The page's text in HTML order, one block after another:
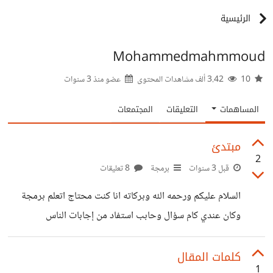
الرئيسية
Mohammedmahmmoud
عضو منذ3 سنوات
المساهمات التعليقات المجتمعات
2
مبتدئ
قبل 3 سنوات برمجة
السلام عليكم ورحمه الله وبركاته انا كنت محتاج اتعلم برمجة
وكان عندي كام سؤال وحابب استفاد من إجابات الناس
المتخصصة. 1- اللغة الإنجليزية ضعيفة. 2- ايه المجالات
كلمات المقال